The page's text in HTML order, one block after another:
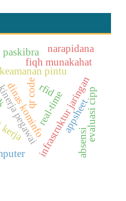
pegawai
qr code
keamanan pintu
infrastruktur jaringan
dinas kominfo
fiqh munakahat
evaluasi cipp
real-time
rfid
appsheet
paskibra
absensi
narapidana